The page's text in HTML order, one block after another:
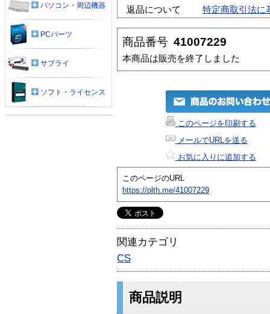
返品について
特定商取引法に
商品番号 41007229
本商品は販売を終了しました
このページを印刷する
メールでURLを送る
お気に入りに追加する
このページのURL
https://plth.me/41007229
関連カテゴリ
CS
商品説明
パソコン・周辺機器
PCパーツ
サプライ
ソフト・ライセンス